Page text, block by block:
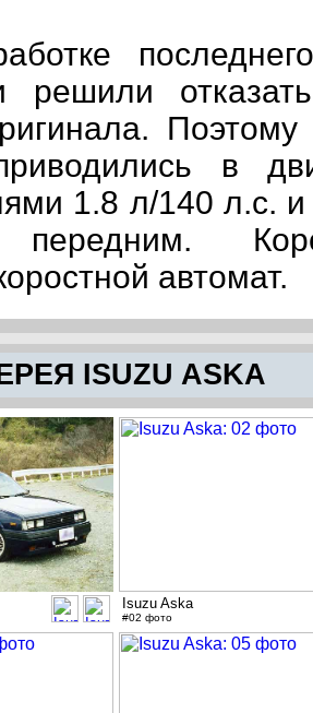
решили
в
1.8 л/140 л.с.
передним.
автомат.
ISUZU ASKA
Isuzu Aska
#02 фото